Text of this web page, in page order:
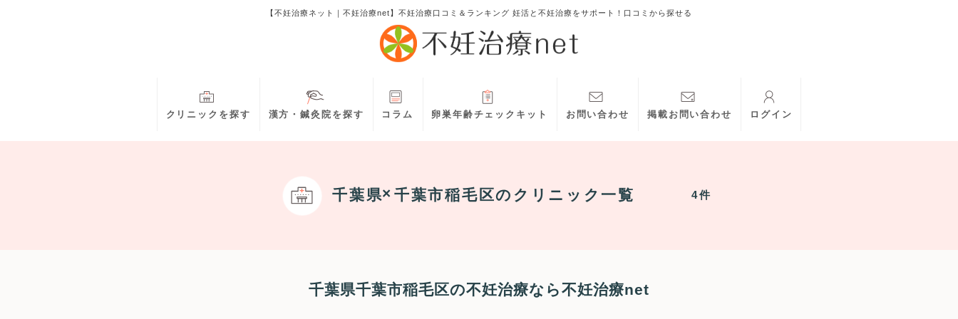
【不妊治療ネット｜不妊治療net】不妊治療口コミ＆ランキング 妊活と不妊治療をサポート！口コミから探せる
クリニックを探す 漢方・鍼灸院を探す コラム 卵巣年齢チェックキット お問い合わせ 掲載お問い合わせ ログイン
千葉県 千葉市稲毛区のクリニック一覧 4件
千葉県千葉市稲毛区の不妊治療なら不妊治療net